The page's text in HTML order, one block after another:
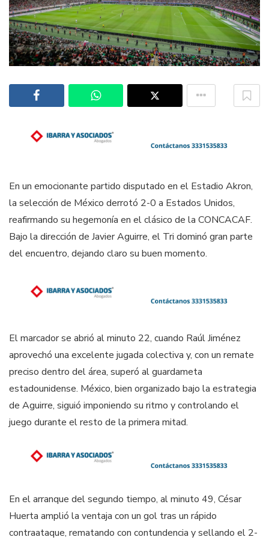
En un emocionante partido disputado en el Estadio Akron,
la selección de México derrotó 2-0 a Estados Unidos,
reafirmando su hegemonía en el clásico de la CONCACAF.
Bajo la dirección de Javier Aguirre, el Tri dominó gran parte
del encuentro, dejando claro su buen momento.
El marcador se abrió al minuto 22, cuando Raúl Jiménez
aprovechó una excelente jugada colectiva y, con un remate
preciso dentro del área, superó al guardameta
estadounidense. México, bien organizado bajo la estrategia
de Aguirre, siguió imponiendo su ritmo y controlando el
juego durante el resto de la primera mitad.
En el arranque del segundo tiempo, al minuto 49, César
Huerta amplió la ventaja con un gol tras un rápido
contraataque, rematando con contundencia y sellando el 2-